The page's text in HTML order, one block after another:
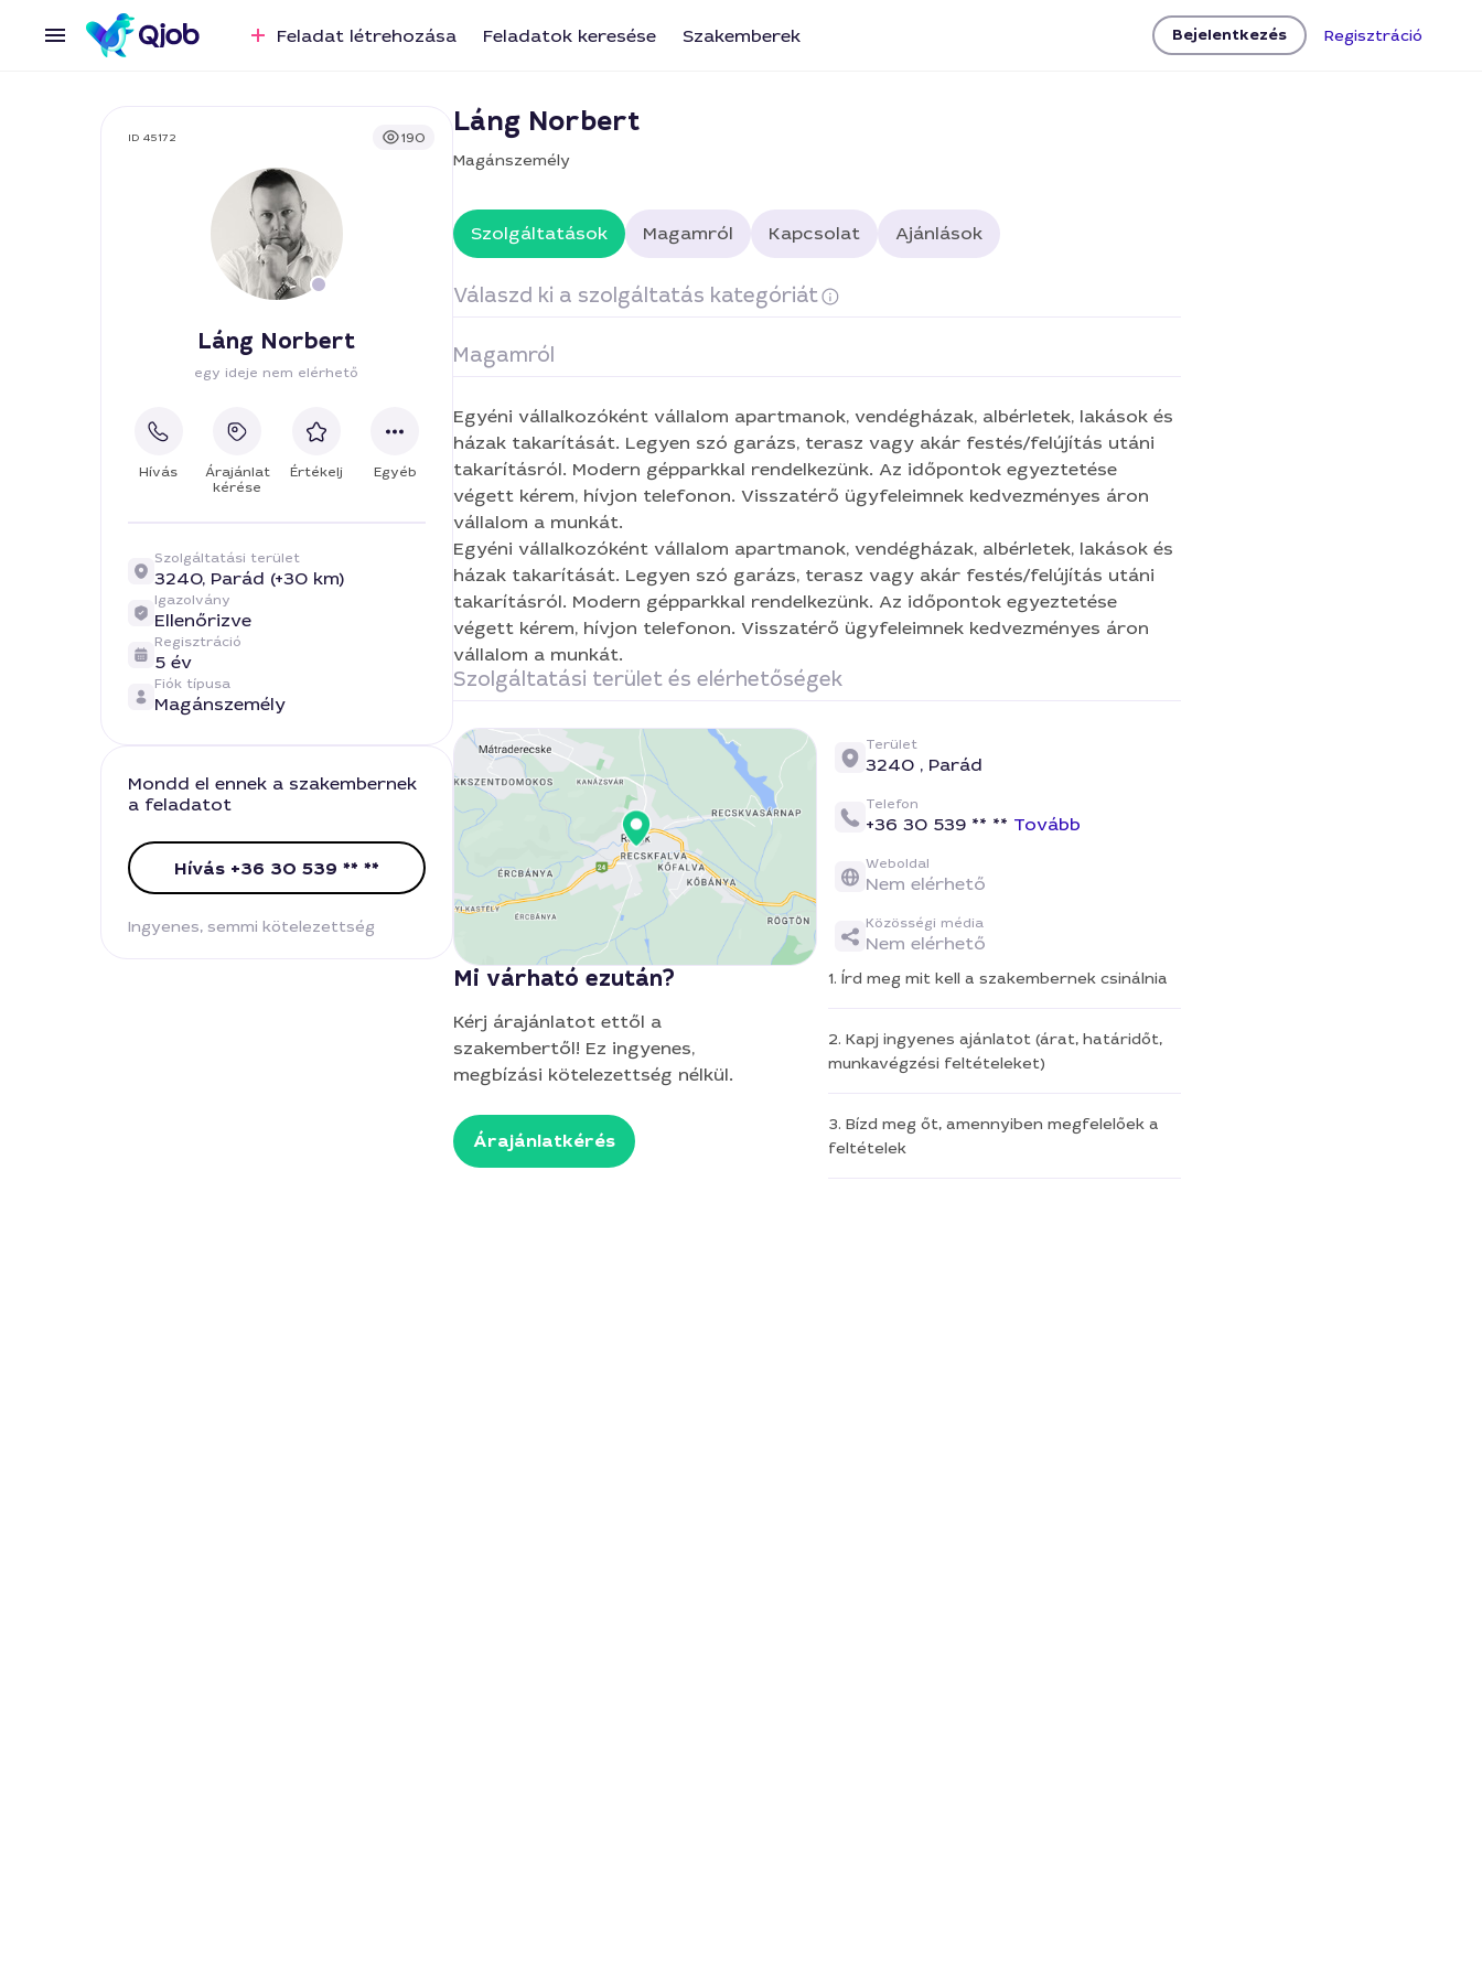
Feladat létrehozása Feladatok keresése Szakemberek Bejelentkezés Regisztráció
ID 45172 190
Láng Norbert
egy ideje nem elérhető
Hívás
Árajánlat
kérése
Értékelj Egyéb
Szolgáltatási terület
3240, Parád (+30 km)
Igazolvány
Ellenőrizve
Regisztráció
5 év
Fiók típusa
Magánszemély
Mondd el ennek a szakembernek
a feladatot
Hívás +36 30 539 ** **
Ingyenes, semmi kötelezettség
Láng Norbert
Magánszemély
Szolgáltatások Magamról Kapcsolat Ajánlások
Válaszd ki a szolgáltatás kategóriát
Takarítás
Magamról
Egyéni vállalkozóként vállalom apartmanok, vendégházak, albérletek, lakások és
házak takarítását. Legyen szó garázs, terasz vagy akár festés/felújítás utáni
takarításról. Modern gépparkkal rendelkezünk. Az időpontok egyeztetése
végett kérem, hívjon telefonon. Visszatérő ügyfeleimnek kedvezményes áron
vállalom a munkát.
Egyéni vállalkozóként vállalom apartmanok, vendégházak, albérletek, lakások és
házak takarítását. Legyen szó garázs, terasz vagy akár festés/felújítás utáni
takarításról. Modern gépparkkal rendelkezünk. Az időpontok egyeztetése
végett kérem, hívjon telefonon. Visszatérő ügyfeleimnek kedvezményes áron
vállalom a munkát.
Szolgáltatási terület és elérhetőségek
Terület
3240 , Parád
Telefon
+36 30 539 ** ** Tovább
Weboldal
Nem elérhető
Közösségi média
Nem elérhető
Mi várható ezután?
Kérj árajánlatot ettől a
szakembertől! Ez ingyenes,
megbízási kötelezettség nélkül.
Árajánlatkérés
1. Írd meg mit kell a szakembernek csinálnia
2. Kapj ingyenes ajánlatot (árat, határidőt,
munkavégzési feltételeket)
3. Bízd meg őt, amennyiben megfelelőek a
feltételek